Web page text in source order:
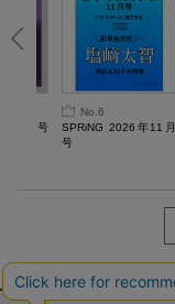
10月号
No.6
SPRiNG 2026年11月
号